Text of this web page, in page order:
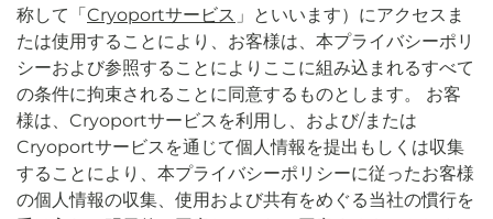
称して「Cryoportサービス 」といいます）にアクセスま
たは使用することにより、お客様は、本プライバシーポリ
シーおよび参照することによりここに組み込まれるすべて
の条件に拘束されることに同意するものとします。 お客
様は、Cryoportサービスを利用し、および/または
Cryoportサービスを通じて個人情報を提出もしくは収集
することにより、本プライバシーポリシーに従ったお客様
の個人情報の収集、使用および共有をめぐる当社の慣行を